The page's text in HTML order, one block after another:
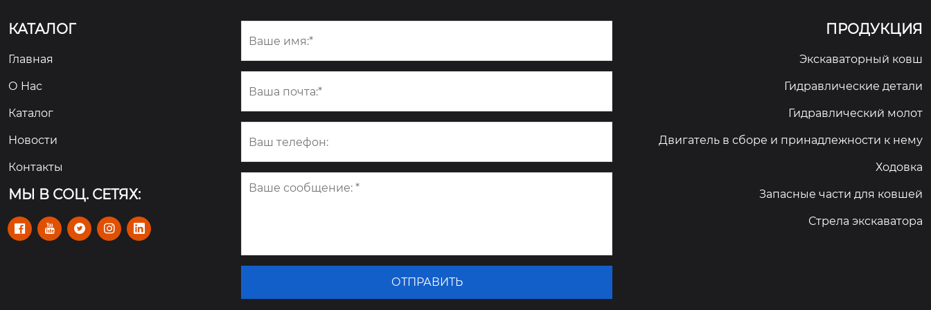
КАТАЛОГ
Главная
О Hас
Каталог
Новости
Контакты
МЫ В СОЦ. СЕТЯХ:
    
ПРОДУКЦИЯ
Экскаваторный ковш
Гидравлические детали
Гидравлический молот
Двигатель в сборе и принадлежности к нему
Ходовка
Запасные части для ковшей
Стрела экскаватора